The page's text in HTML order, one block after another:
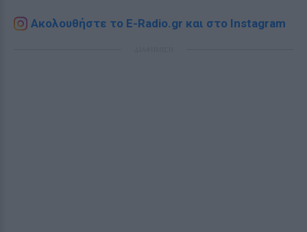
Ακολουθήστε το E-Radio.gr και στο Instagram